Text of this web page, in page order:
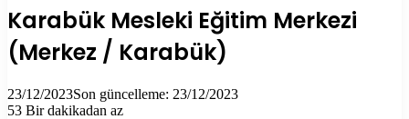
Karabük Mesleki Eğitim Merkezi
(Merkez / Karabük)
23/12/2023Son güncelleme: 23/12/2023
53 Bir dakikadan az